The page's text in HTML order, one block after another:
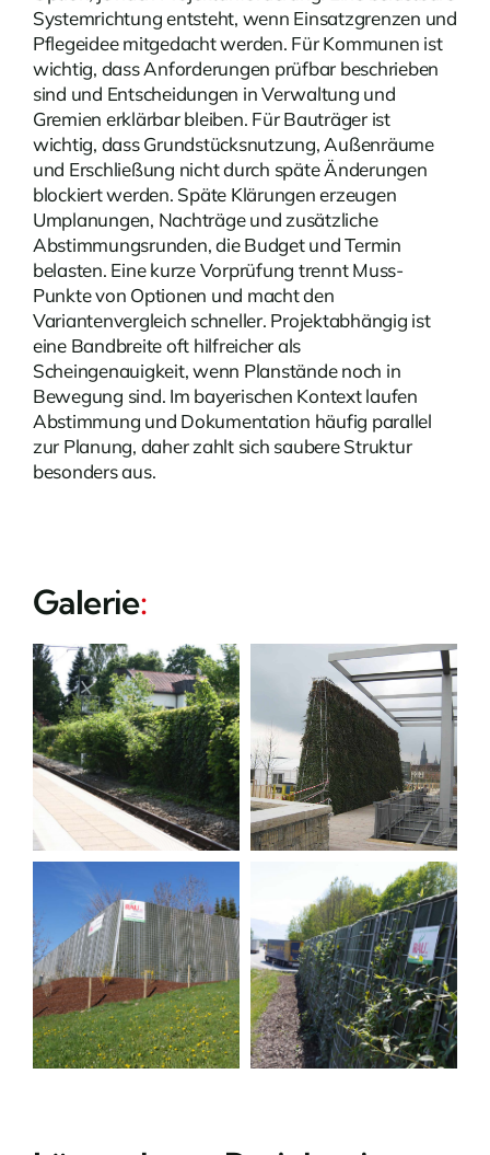
Systemrichtung entsteht, wenn Einsatzgrenzen und
Pflegeidee mitgedacht werden. Für Kommunen ist
wichtig, dass Anforderungen prüfbar beschrieben
sind und Entscheidungen in Verwaltung und
Gremien erklärbar bleiben. Für Bauträger ist
wichtig, dass Grundstücksnutzung, Außenräume
und Erschließung nicht durch späte Änderungen
blockiert werden. Späte Klärungen erzeugen
Umplanungen, Nachträge und zusätzliche
Abstimmungsrunden, die Budget und Termin
belasten. Eine kurze Vorprüfung trennt Muss-
Punkte von Optionen und macht den
Variantenvergleich schneller. Projektabhängig ist
eine Bandbreite oft hilfreicher als
Scheingenauigkeit, wenn Planstände noch in
Bewegung sind. Im bayerischen Kontext laufen
Abstimmung und Dokumentation häufig parallel
zur Planung, daher zahlt sich saubere Struktur
besonders aus.
Galerie: